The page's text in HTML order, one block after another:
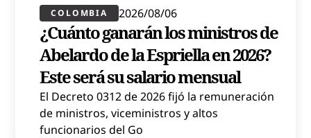
COLOMBIA 2026/08/06
¿Cuánto ganarán los ministros de
Abelardo de la Espriella en 2026?
Este será su salario mensual
El Decreto 0312 de 2026 fijó la remuneración
de ministros, viceministros y altos
funcionarios del Go